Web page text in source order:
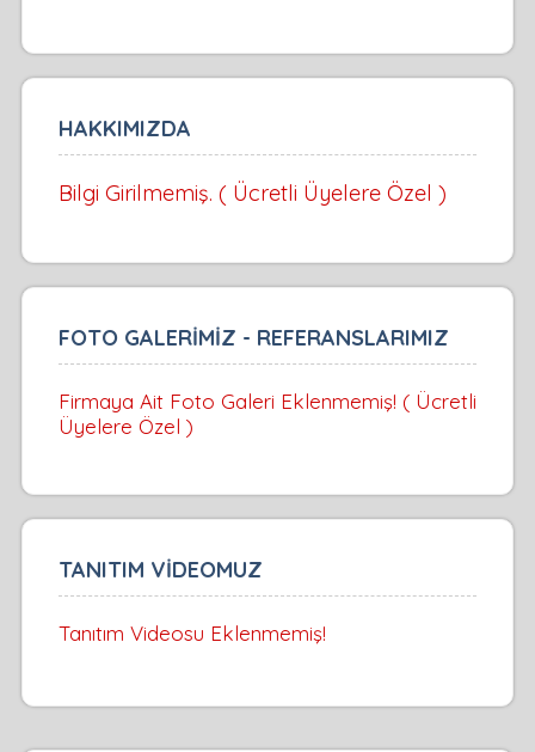
HAKKIMIZDA
Bilgi Girilmemiş. ( Ücretli Üyelere Özel )
FOTO GALERİMİZ - REFERANSLARIMIZ
Firmaya Ait Foto Galeri Eklenmemiş! ( Ücretli
Üyelere Özel )
TANITIM VİDEOMUZ
Tanıtım Videosu Eklenmemiş!